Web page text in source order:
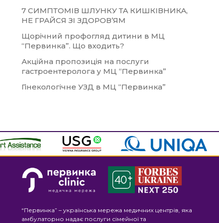
7 СИМПТОМІВ ШЛУНКУ ТА КИШКІВНИКА,
НЕ ГРАЙСЯ ЗІ ЗДОРОВ’ЯМ
Щорічний профогляд дитини в МЦ
“Первинка”. Що входить?
Акційна пропозиція на послуги
гастроентеролога у МЦ “Первинка”
Гінекологічне УЗД в МЦ “Первинка”
“Первинка” – українська мережа медичних центрів, яка
амбулаторно надає послуги сімейної та